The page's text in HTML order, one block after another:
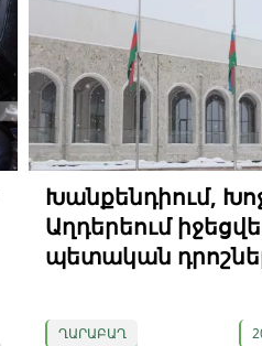
Խանքենդիում,
Աղդերեում
պետական
ՂԱՐԱԲԱՂ